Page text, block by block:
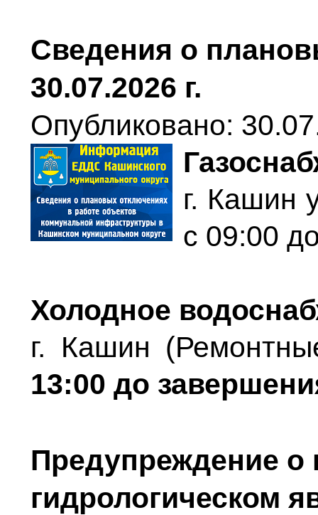
Сведения о
30.07.2026 г.
Опубликовано:
г. Кашин
с 09:00
Холодное
г. Кашин
13:00 до
Предупреждение о
гидрологическом